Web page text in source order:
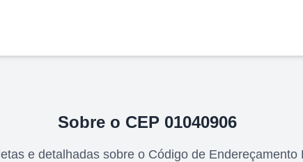
Sobre o CEP 01040906
e detalhadas sobre o Código de